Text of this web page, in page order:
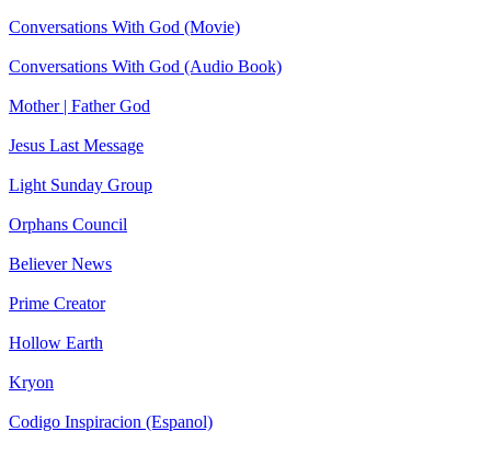
Conversations With God (Movie)
Conversations With God (Audio Book)
Mother | Father God
Jesus Last Message
Light Sunday Group
Orphans Council
Believer News
Prime Creator
Hollow Earth
Kryon
Codigo Inspiracion (Espanol)